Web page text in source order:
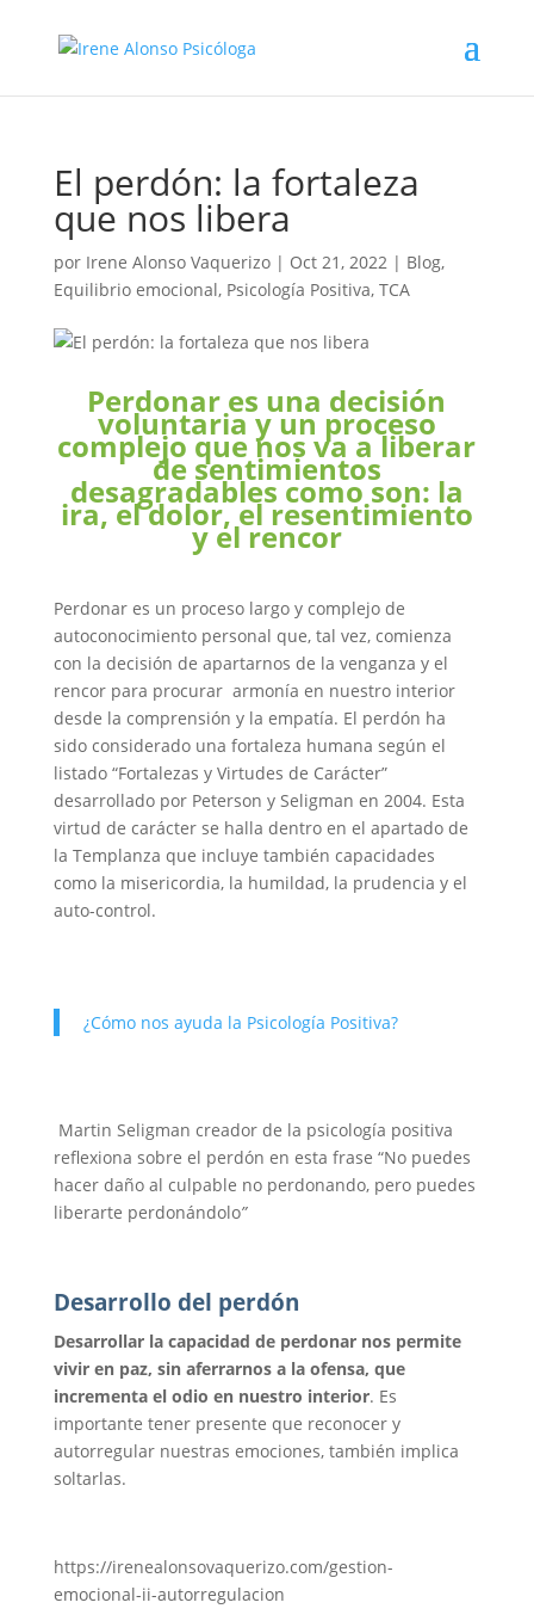
El perdón: la fortaleza
que nos libera
por Irene Alonso Vaquerizo| Oct 21, 2022| Blog,
Equilibrio emocional, Psicología Positiva, TCA
Perdonar es una decisión
voluntaria y un proceso
complejo que nos va a liberar
de sentimientos
desagradables como son: la
ira, el dolor, el resentimiento
y el rencor
Perdonar es un proceso largo y complejo de
autoconocimiento personal que, tal vez, comienza
con la decisión de apartarnos de la venganza y el
rencor para procurar armonía en nuestro interior
desde la comprensión y la empatía. El perdón ha
sido considerado una fortaleza humana según el
listado “Fortalezas y Virtudes de Carácter”
desarrollado por Peterson y Seligman en 2004. Esta
virtud de carácter se halla dentro en el apartado de
la Templanza que incluye también capacidades
como la misericordia, la humildad, la prudencia y el
auto-control.
¿Cómo nos ayuda la Psicología Positiva?
Martin Seligman creador de la psicología positiva
reflexiona sobre el perdón en esta frase “No puedes
hacer daño al culpable no perdonando, pero puedes
liberarte perdonándolo”
Desarrollo del perdón
Desarrollar la capacidad de perdonar nos permite
vivir en paz, sin aferrarnos a la ofensa, que
incrementa el odio en nuestro interior. Es
importante tener presente que reconocer y
autorregular nuestras emociones, también implica
soltarlas.
https://irenealonsovaquerizo.com/gestion-
emocional-ii-autorregulacion